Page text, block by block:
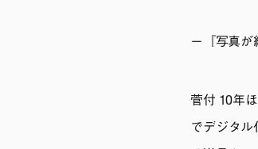
ー『写真が
菅付 10年
でデジタ